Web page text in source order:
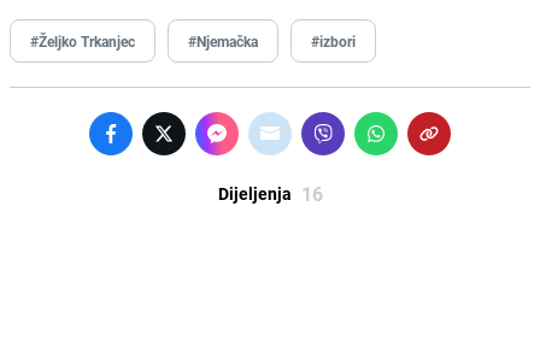
#Željko Trkanjec #Njemačka #izbori
Dijeljenja 16